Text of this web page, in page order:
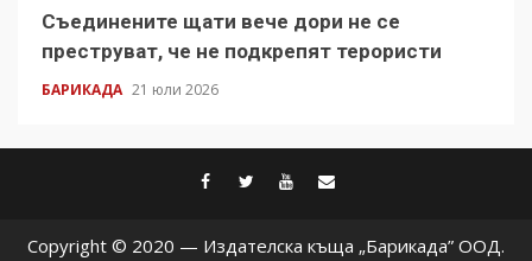
Съединените щати вече дори не се
преструват, че не подкрепят терористи
БАРИКАДА 21 юли 2026
facebook
twitter
youtube
Copyright © 2020 — Издателска къща „Барикада” ООД.